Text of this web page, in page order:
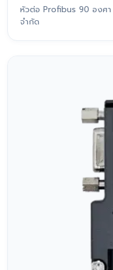
หัวต่อ Profibus 90 องศ
จำกัด